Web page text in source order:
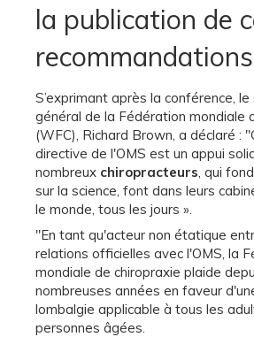
la publication de
recommandations
S’exprimant après la conférence,
général de la Fédération mondiale
(WFC), Richard Brown, a déclaré :
directive de l'OMS est un appui
nombreux chiropracteurs , qui
sur la science, font dans leurs
le monde, tous les jours ».
"En tant qu'acteur non étatique
relations officielles avec l'OMS, la
mondiale de chiropraxie plaide
nombreuses années en faveur
lombalgie applicable à tous les
personnes âgées.